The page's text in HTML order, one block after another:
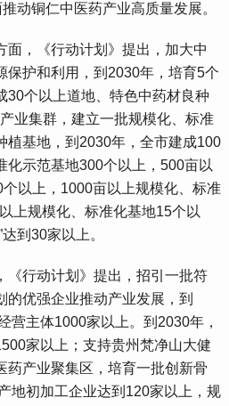
动铜仁中医药产业高质量发展。
，《行动计划》提出，加大中
保护和利用，到2030年，培育5个
30个以上道地、特色中药材良种
业集群，建立一批规模化、标准
植基地，到2030年，全市建成100
化示范基地300个以上，500亩以
个以上，1000亩以上规模化、标准
上规模化、标准化基地15个以
到30家以上。
行动计划》提出，招引一批符
的优强企业推动产业发展，到
营主体1000家以上。到2030年，
家以上；支持贵州梵净山大健
药产业聚集区，培育一批创新骨
地初加工企业达到120家以上，规